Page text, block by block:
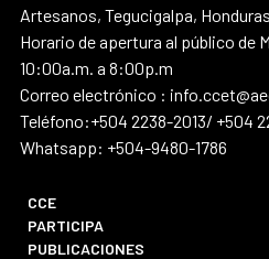
Artesanos, Tegucigalpa, Honduras
Horario de apertura al público de
10:00a.m. a 8:00p.m
Correo electrónico :
Teléfono:+504 2238-2013/ +504
Whatsapp: +504-9480-1786
CCE
PARTICIPA
PUBLICACIONES